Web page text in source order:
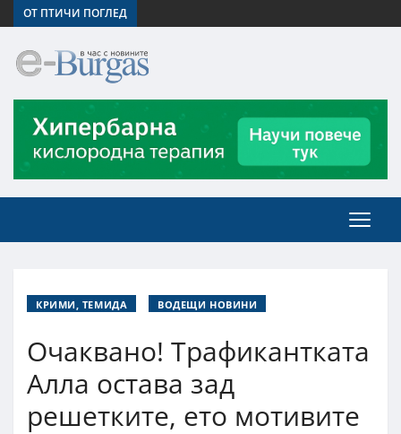
ОТ ПТИЧИ ПОГЛЕД
КРИМИ, ТЕМИДА ВОДЕЩИ НОВИНИ
Очаквано! Трафикантката
Алла остава зад
решетките, ето мотивите